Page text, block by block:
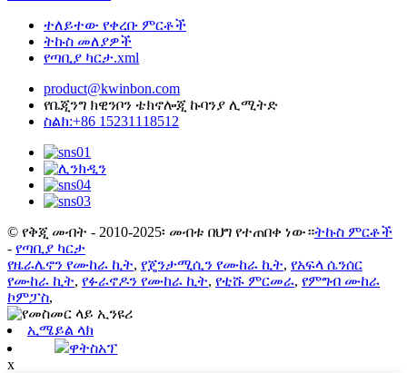
ተለይተው የቀረቡ ምርቶች
ትኩስ መለያዎች
የጣቢያ ካርታ.xml
product@kwinbon.com
የቤጂንግ ክዊንቦን ቴክኖሎጂ ኩባንያ ሊሚትድ
ስልክ:+86 15231118512
© የቅጂ መብት - 2010-2025፡ መብቱ በህግ የተጠበቀ ነው።ትኩስ ምርቶች
- የጣቢያ ካርታ
የዜራሌኖን የሙከራ ኪት, የጄንታሚሲን የሙከራ ኪት, የአፍላ ሴንሰር
የሙከራ ኪት, የፉራኖዶን የሙከራ ኪት, የቲሹ ምርመራ, የምግብ ሙከራ
ኮምፓስ,
ኢሜይል ላክ
ዋትስአፕ
x